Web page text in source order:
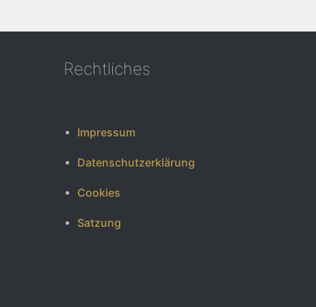
Rechtliches
Impressum
Datenschutzerklärung
Cookies
Satzung